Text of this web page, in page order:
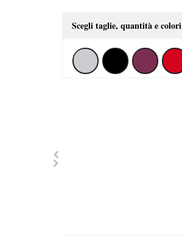
Scegli taglie, quantità e colori